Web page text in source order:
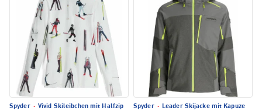
Spyder · Vivid Skileibchen mit Halfzip
Spyder · Leader Skijacke mit Kapuze